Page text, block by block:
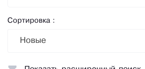
Сортировка :
Новые